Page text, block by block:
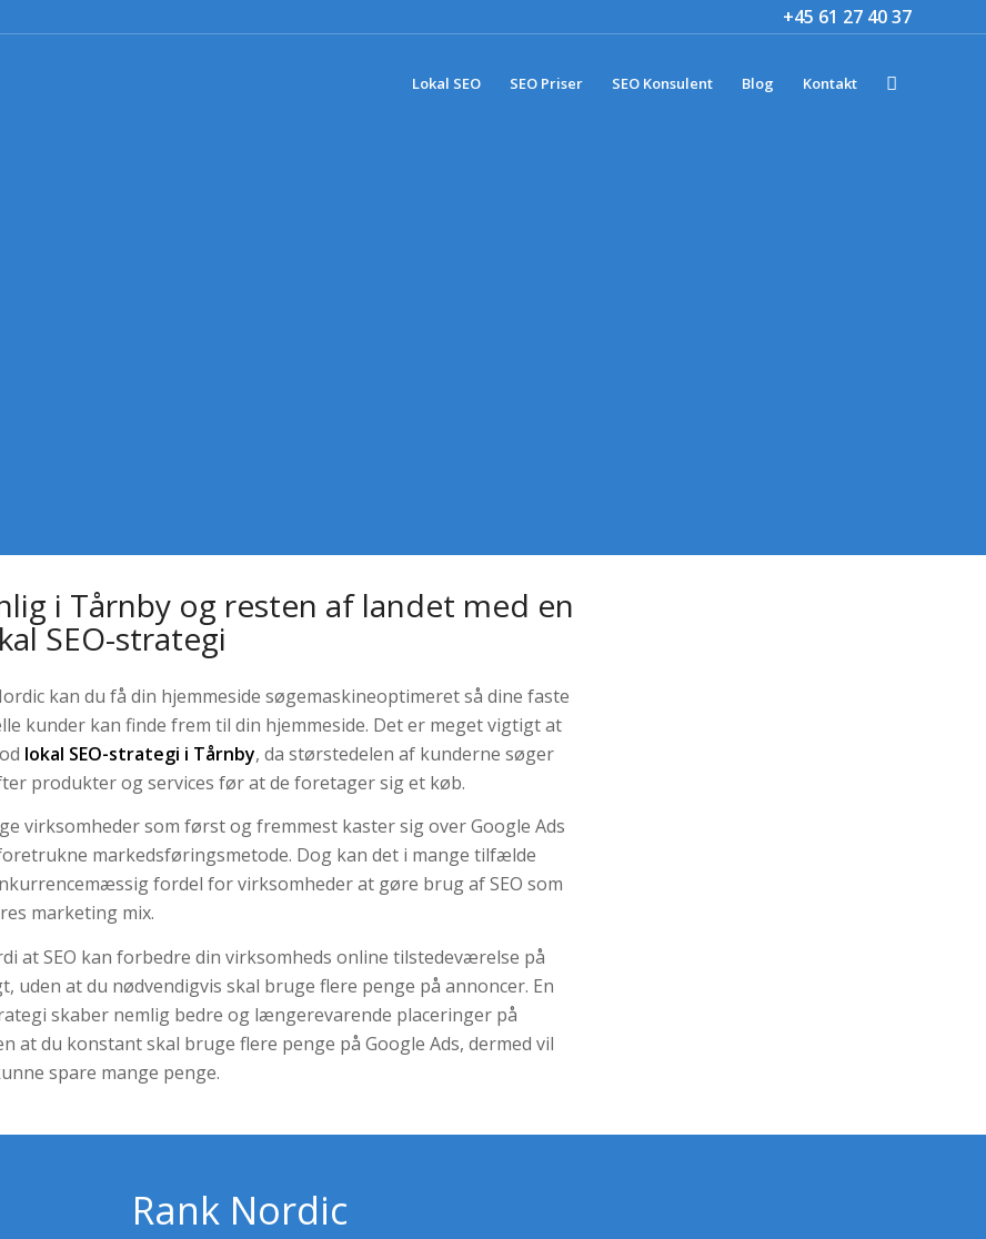
+45 61 27 40 37
Lokal SEO SEO Priser SEO Konsulent Blog Kontakt
i Tårnby og resten af landet med en
SEO-strategi
kan du få din hjemmeside søgemaskineoptimeret så dine faste
kunder kan finde frem til din hjemmeside. Det er meget vigtigt at
lokal SEO-strategi i Tårnby, da størstedelen af kunderne søger
produkter og services før at de foretager sig et køb.
virksomheder som først og fremmest kaster sig over Google Ads
markedsføringsmetode. Dog kan det i mange tilfælde
fordel for virksomheder at gøre brug af SEO som
marketing mix.
at SEO kan forbedre din virksomheds online tilstedeværelse på
uden at du nødvendigvis skal bruge flere penge på annoncer. En
skaber nemlig bedre og længerevarende placeringer på
at du konstant skal bruge flere penge på Google Ads, dermed vil
spare mange penge.
Rank Nordic